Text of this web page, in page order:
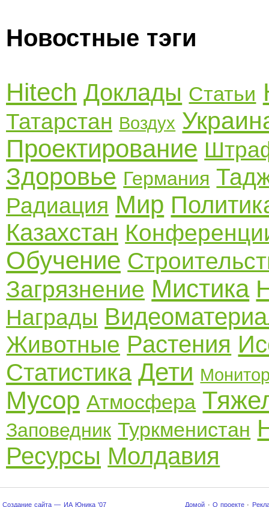
Новостные тэги
Hitech Доклады Статьи
Татарстан Воздух
Проектирование
Здоровье Германия
Радиация Мир
Казахстан
Обучение
Загрязнение Мистика
Награды
Животные Растения
Статистика Дети
Мусор Атмосфера
Заповедник Туркменистан
Ресурсы Молдавия
Создание сайта — ИА Юника '07 Домой · О проекте ·